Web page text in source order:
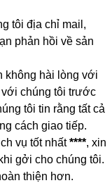
tôi địa chỉ mail,
phản hồi về sản
không hài lòng với
chúng tôi trước
tôi tin rằng tất cả
cách giao tiếp.
vụ tốt nhất****, xin
gởi cho chúng tôi.
thiện hơn.